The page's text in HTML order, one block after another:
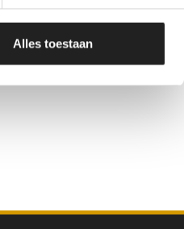
Alles toestaan
in